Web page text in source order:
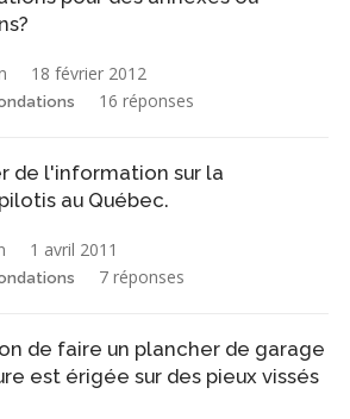
18 février 2012
16 réponses
de l'information sur la
au Québec.
1 avril 2011
7 réponses
de faire un plancher de garage
est érigée sur des pieux vissés